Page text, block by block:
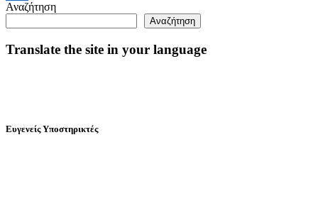
Μοιραστείτε
Αναζήτηση
Αναζήτηση
Translate the site in your language
Ευγενείς Υποστηρικτές